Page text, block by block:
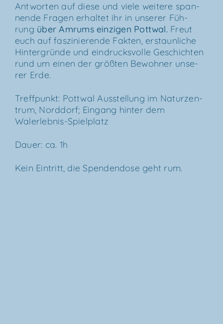
Ant­wor­ten auf die­se und vie­le wei­te­re span­
nen­de Fra­gen erhal­tet ihr in unse­rer Füh­
rung über Amrums ein­zi­gen Pott­wal.Freut
euch auf fas­zi­nie­ren­de Fak­ten, erstaun­li­che
Hin­ter­grün­de und ein­drucks­vol­le Geschich­ten
rund um einen der größ­ten Bewoh­ner unse­
rer Erde.
Treff­punkt: Pott­wal Aus­stel­lung im Natur­zen­
trum, Nord­dorf; Ein­gang hin­ter dem
Walerlebnis-Spielplatz
Dau­er: ca. 1h
Kein Ein­tritt, die Spen­den­do­se geht rum.